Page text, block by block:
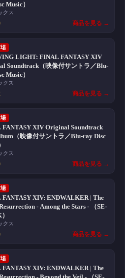
Music）
クス
商品を見る →
LIGHT: FINAL FANTASY XIV
Soundtrack（映像付サントラ／Blu-
Music）
クス
商品を見る →
FANTASY XIV Original Soundtrack
（映像付サントラ／Blu-ray Disc
クス
商品を見る →
XIV: ENDWALKER | The
- Among the Stars - （SE-
クス
商品を見る →
XIV: ENDWALKER | The